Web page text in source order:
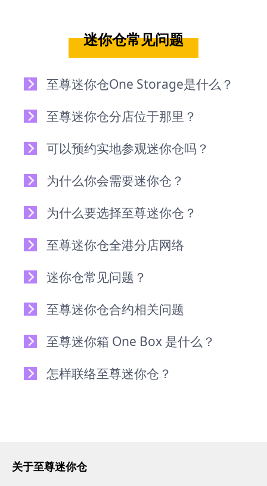
迷你仓常见问题
至尊迷你仓One Storage是什么？
至尊迷你仓分店位于那里？
可以预约实地参观迷你仓吗？
为什么你会需要迷你仓？
为什么要选择至尊迷你仓？
至尊迷你仓全港分店网络
迷你仓常见问题？
至尊迷你仓合约相关问题
至尊迷你箱 One Box 是什么？
怎样联络至尊迷你仓？
关于至尊迷你仓